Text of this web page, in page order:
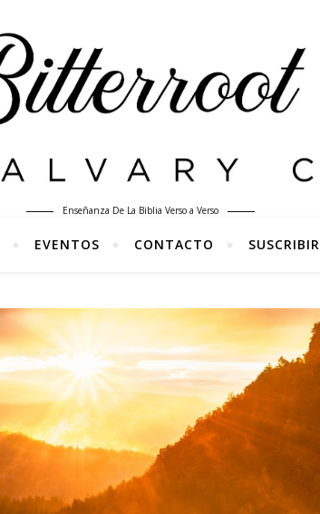
Enseñanza De La Biblia Verso a Verso
EVENTOS CONTACTO